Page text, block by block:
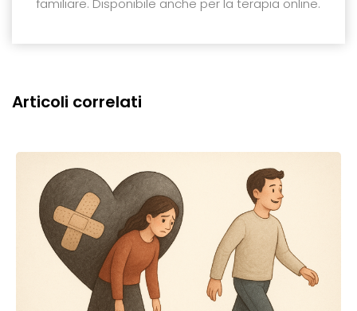
familiare. Disponibile anche per la terapia online.
Articoli correlati